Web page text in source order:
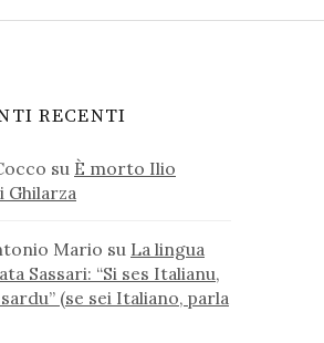
RECENTI
su È morto Ilio
Ghilarza
Mario su La lingua
Sassari: “Si ses Italianu,
(se sei Italiano, parla